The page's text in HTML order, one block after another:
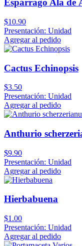
Espárrago Ala de
$10.90
Presentación: Unidad
Agregar al pedido
Cactus Echinopsis
$3.50
Presentación: Unidad
Agregar al pedido
Anthurio
$9.90
Presentación: Unidad
Agregar al pedido
Hierbabuena
$1.00
Presentación: Unidad
Agregar al pedido